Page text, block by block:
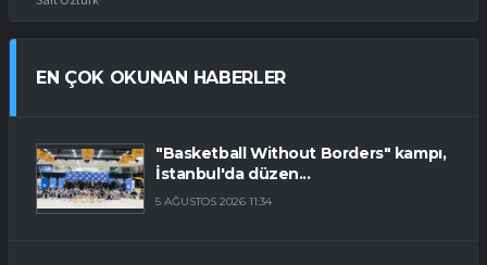
EN ÇOK OKUNAN HABERLER
"Basketball Without Borders" kampı,
İstanbul'da düzen...
5 AĞUSTOS 2026 11:34